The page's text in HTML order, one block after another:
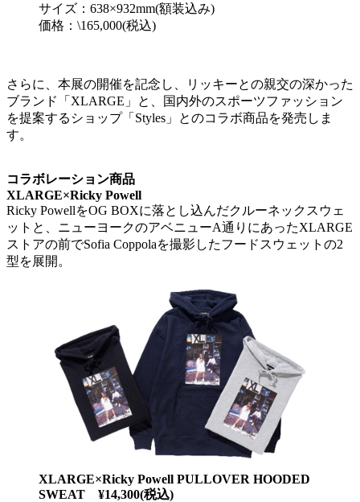
サイズ：638×932mm(額装込み)
価格：\165,000(税込)
さらに、本展の開催を記念し、リッキーとの親交の深かった
ブランド「XLARGE」と、国内外のスポーツファッション
を提案するショップ「Styles」とのコラボ商品を発売しま
す。
コラボレーション商品
XLARGE×Ricky Powell
Ricky PowellをOG BOXに落とし込んだクルーネックスウェ
ットと、ニューヨークのアベニューA通りにあったXLARGE
ストアの前でSofia Coppolaを撮影したフードスウェットの2
型を展開。
XLARGE×Ricky Powell PULLOVER HOODED
SWEAT ¥14,300(税込)